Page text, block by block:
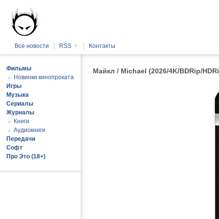
Все новости RSS ▼ Контакты
Майкл / Michael (2026/4K/BDRip/
Фильмы
▲ Новинки кинопроката
Игры
Музыка
Сериалы
Журналы
▲ Книги
▲ Аудиокниги
Передачи
Софт
Про Это (18+)